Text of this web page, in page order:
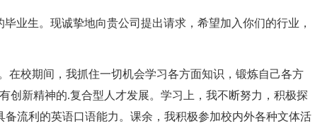
生。现诚挚地向贵公司提出请求，希望加入你们的行业，
校期间，我抓住一切机会学习各方面知识，锻炼自己各方
创新精神的.复合型人才发展。学习上，我不断努力，积极探
备流利的英语口语能力。课余，我积极参加校内外各种文体活